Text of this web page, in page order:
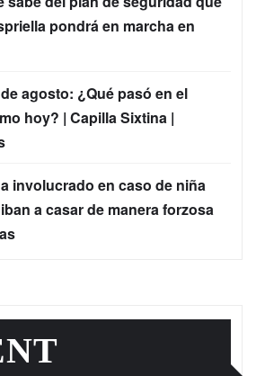
pondrá en marcha en
agosto: ¿Qué pasó en el
hoy? | Capilla Sixtina |
involucrado en caso de niña
a casar de manera forzosa